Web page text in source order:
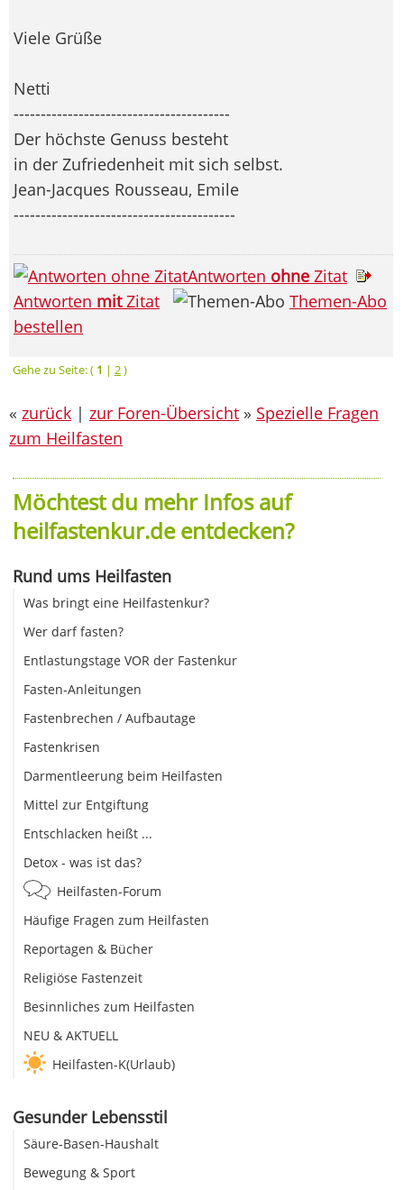
Viele Grüße
Netti
----------------------------------------
Der höchste Genuss besteht
in der Zufriedenheit mit sich selbst.
Jean-Jacques Rousseau, Emile
-----------------------------------------
Antworten ohne Zitat
Antworten mitZitat
Themen-Abo
bestellen
Gehe zu Seite: ( 1 | 2)
« zurück | zur Foren-Übersicht » Spezielle Fragen
zum Heilfasten
Möchtest du mehr Infos auf
heilfastenkur.de entdecken?
Rund ums Heilfasten
Was bringt eine Heilfastenkur?
Wer darf fasten?
Entlastungstage VOR der Fastenkur
Fasten-Anleitungen
Fastenbrechen / Aufbautage
Fastenkrisen
Darmentleerung beim Heilfasten
Mittel zur Entgiftung
Entschlacken heißt ...
Detox - was ist das?
Heilfasten-Forum
Häufige Fragen zum Heilfasten
Reportagen & Bücher
Religiöse Fastenzeit
Besinnliches zum Heilfasten
NEU & AKTUELL
Heilfasten-K(Urlaub)
Gesunder Lebensstil
Säure-Basen-Haushalt
Bewegung & Sport